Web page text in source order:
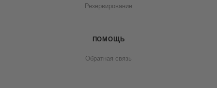
Резервирование
ПОМОЩЬ
Обратная связь